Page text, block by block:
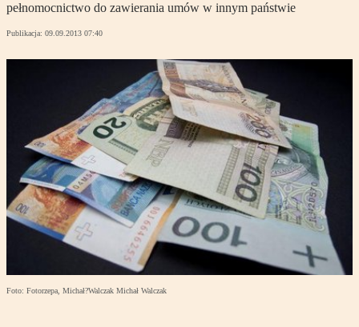
pełnomocnictwo do zawierania umów w innym państwie
Publikacja: 09.09.2013 07:40
Foto: Fotorzepa, Michał?Walczak Michał Walczak